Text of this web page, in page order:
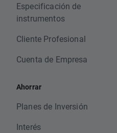
Especificación de
instrumentos
Cliente Profesional
Cuenta de Empresa
Ahorrar
Planes de Inversión
Interés